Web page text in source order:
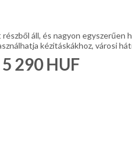
áll, és nagyon egyszerűen
kézitáskákhoz, városi
5 290 HUF